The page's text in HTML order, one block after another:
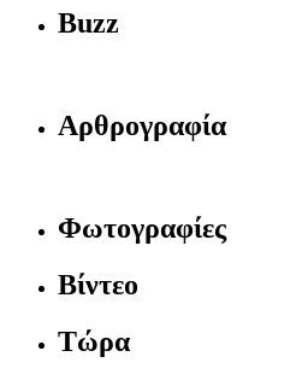
Buzz
Αρθρογραφία
Φωτογραφίες
Βίντεο
Τώρα